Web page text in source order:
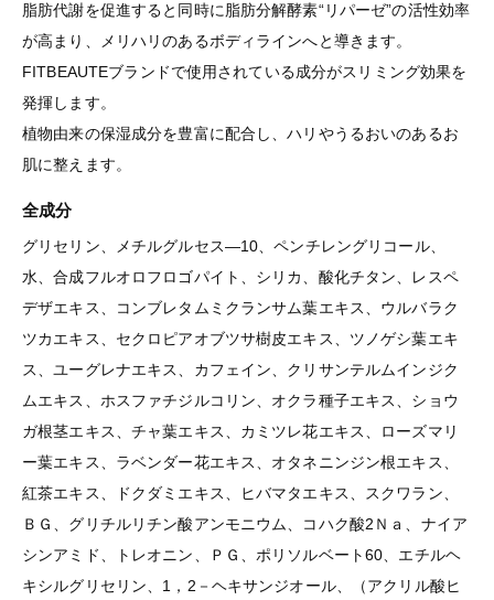
脂肪代謝を促進すると同時に脂肪分解酵素“リパーゼ”の活性効率
が高まり、メリハリのあるボディラインへと導きます。
FITBEAUTEブランドで使用されている成分がスリミング効果を
発揮します。
植物由来の保湿成分を豊富に配合し、ハリやうるおいのあるお
肌に整えます。
全成分
グリセリン、メチルグルセス―10、ペンチレングリコール、
水、合成フルオロフロゴパイト、シリカ、酸化チタン、レスペ
デザエキス、コンブレタムミクランサム葉エキス、ウルバラク
ツカエキス、セクロピアオブツサ樹皮エキス、ツノゲシ葉エキ
ス、ユーグレナエキス、カフェイン、クリサンテルムインジク
ムエキス、ホスファチジルコリン、オクラ種子エキス、ショウ
ガ根茎エキス、チャ葉エキス、カミツレ花エキス、ローズマリ
ー葉エキス、ラベンダー花エキス、オタネニンジン根エキス、
紅茶エキス、ドクダミエキス、ヒバマタエキス、スクワラン、
ＢＧ、グリチルリチン酸アンモニウム、コハク酸2Ｎａ、ナイア
シンアミド、トレオニン、ＰＧ、ポリソルベート60、エチルヘ
キシルグリセリン、1，2－ヘキサンジオール、（アクリル酸ヒ